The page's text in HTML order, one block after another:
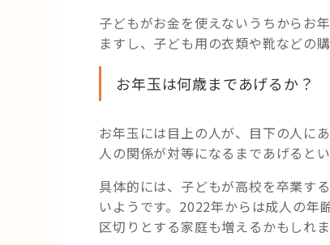
子どもがお金を使えないうちからお
ますし、子ども用の衣類や靴などの
お年玉は何歳まであげるか？
お年玉には目上の人が、目下の人に
人の関係が対等になるまであげると
具体的には、子どもが高校を卒業す
いようです。2022年からは成人の年
区切りとする家庭も増えるかもしれま